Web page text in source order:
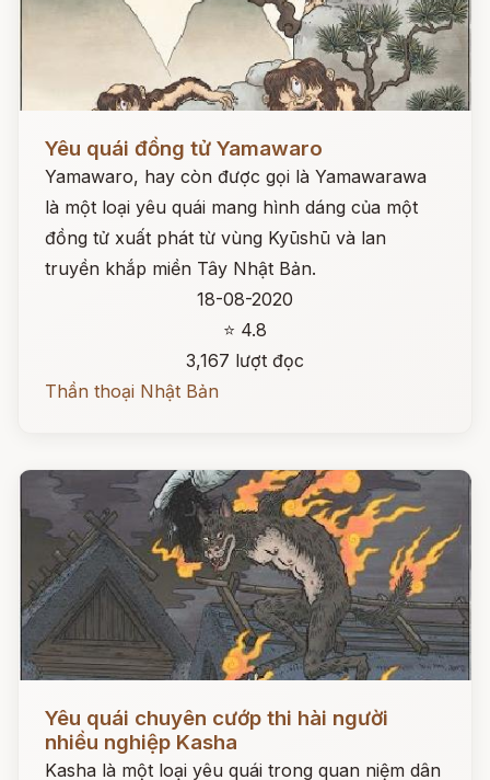
Yêu quái đồng tử Yamawaro
Yamawaro, hay còn được gọi là Yamawarawa
là một loại yêu quái mang hình dáng của một
đồng tử xuất phát từ vùng Kyūshū và lan
truyền khắp miền Tây Nhật Bản.
18-08-2020
⭐ 4.8
3,167 lượt đọc
Thần thoại Nhật Bản
Yêu quái chuyên cướp thi hài người
nhiều nghiệp Kasha
Kasha là một loại yêu quái trong quan niệm dân